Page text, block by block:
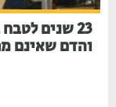
והדם שאינם